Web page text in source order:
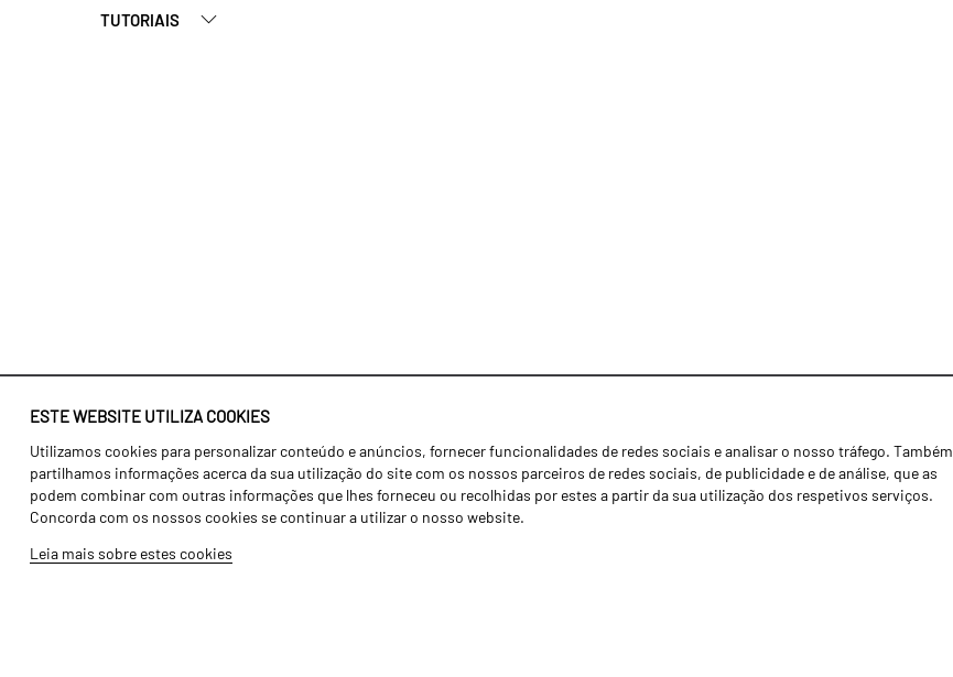
ESTE WEBSITE UTILIZA COOKIES
Utilizamos cookies para personalizar conteúdo e anúncios, fornecer funcionalidades de redes sociais e analisar o nosso tráfego. Também
partilhamos informações acerca da sua utilização do site com os nossos parceiros de redes sociais, de publicidade e de análise, que as
podem combinar com outras informações que lhes forneceu ou recolhidas por estes a partir da sua utilização dos respetivos serviços.
Concorda com os nossos cookies se continuar a utilizar o nosso website.
Leia mais sobre estes cookies
TUTORIAIS
Identidade
História
Fábrica / Produção
Recursos Humanos
Agricultura
Transportes
Gama Floresta
Notícias
Concessionários